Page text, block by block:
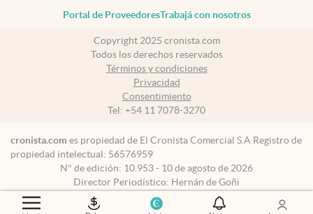
Portal de ProveedoresTrabajá con nosotros
Copyright 2025 cronista.com
Todos los derechos reservados
Términos y condiciones
Privacidad
Consentimiento
Tel: +54 11 7078-3270
cronista.com es propiedad de El Cronista Comercial S.A Registro de
propiedad intelectual: 56576959
N° de edición: 10.953 - 10 de agosto de 2026
Director Periodístico: Hernán de Goñi